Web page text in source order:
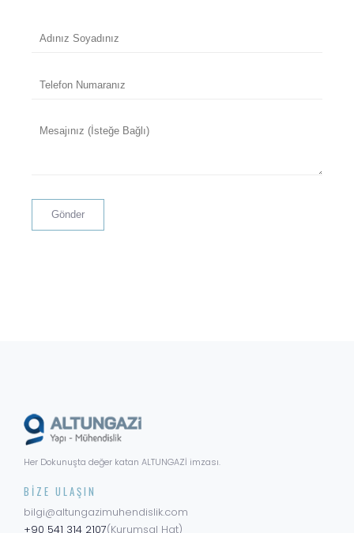
Her Dokunuşta değer katan ALTUNGAZİ imzası.
BIZE ULAŞIN
bilgi@altungazimuhendislik.com
+90 541 314 2107(Kurumsal Hat)